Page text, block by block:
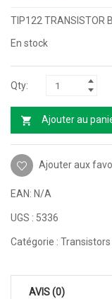
TIP122 TRANSISTOR
En stock
Ajouter au
Ajouter aux
EAN: N/A
UGS : 5336
Catégorie :
AVIS (0)